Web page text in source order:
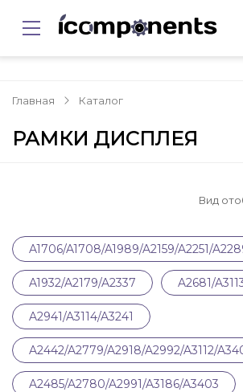
Главная Каталог
РАМКИ ДИСПЛЕЯ
Вид
A1706/A1708/A1989/A2159/A2251/
A1932/A2179/A2337 A2681/
A2941/A3114/A3241
A2442/A2779/A2918/A2992/A3112/
A2485/A2780/A2991/A3186/A3403